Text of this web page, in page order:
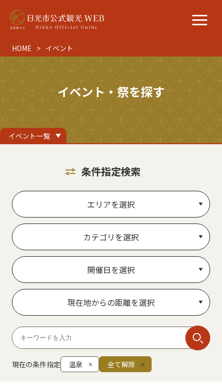
HOME イベント
イベント・祭を探す
イベント一覧
条件指定検索
エリアを選択
カテゴリを選択
開催日を選択
現在地からの距離を選択
現在の条件指定 温泉 全て解除